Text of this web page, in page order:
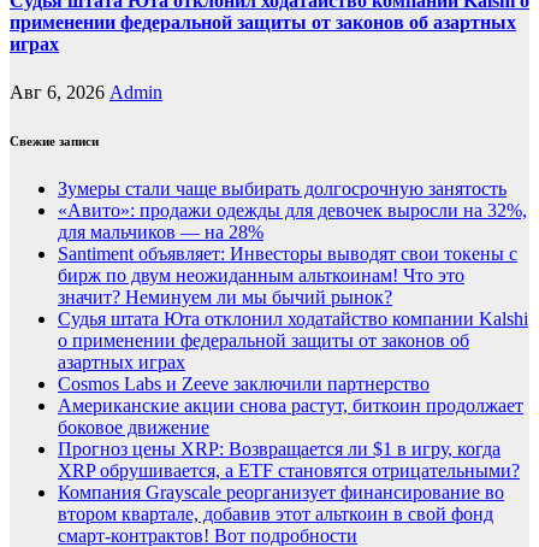
применении федеральной защиты от законов об азартных
играх
Авг 6, 2026 Admin
Свежие записи
Зумеры стали чаще выбирать долгосрочную занятость
«Авито»: продажи одежды для девочек выросли на 32%,
для мальчиков — на 28%
Santiment объявляет: Инвесторы выводят свои токены с
бирж по двум неожиданным альткоинам! Что это
значит? Неминуем ли мы бычий рынок?
Судья штата Юта отклонил ходатайство компании Kalshi
о применении федеральной защиты от законов об
азартных играх
Cosmos Labs и Zeeve заключили партнерство
Американские акции снова растут, биткоин продолжает
боковое движение
Прогноз цены XRP: Возвращается ли $1 в игру, когда
XRP обрушивается, а ETF становятся отрицательными?
Компания Grayscale реорганизует финансирование во
втором квартале, добавив этот альткоин в свой фонд
смарт-контрактов! Вот подробности